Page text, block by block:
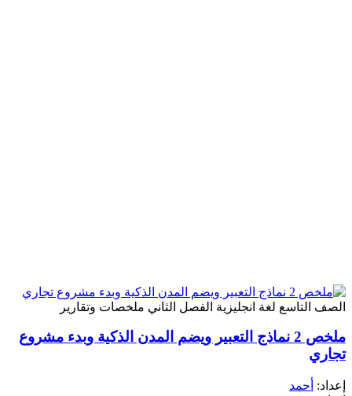
الصف التاسع لغة انجليزية الفصل الثاني ملخصات وتقارير
ملخص 2 نماذج التعبير ويضم المدن الذكية وبدء مشروع
تجاري
إعداد: أحمد